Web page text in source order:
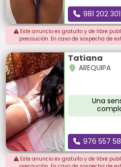
981 202 301
Este anuncio es gratuito y de libre
precaución. En caso de sospecha de
Tatiana
AREQUIPA
Una
976 557
Este anuncio es gratuito y de libre